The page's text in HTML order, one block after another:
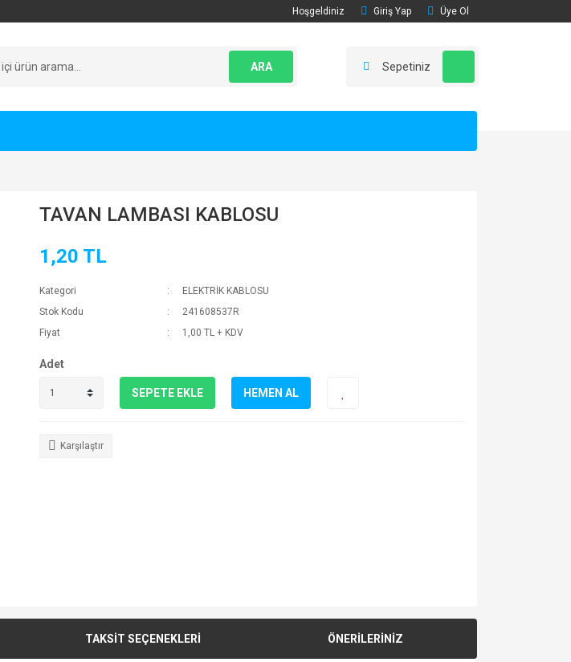
Hoşgeldiniz Giriş Yap Üye Ol
ARA Sepetiniz
TAVAN LAMBASI KABLOSU
1,20 TL
Kategori
ELEKTRİK KABLOSU
Stok Kodu
241608537R
Fiyat
1,00 TL + KDV
Adet
SEPETE EKLE HEMEN AL
Karşılaştır
TAKSİT SEÇENEKLERİ ÖNERİLERİNİZ